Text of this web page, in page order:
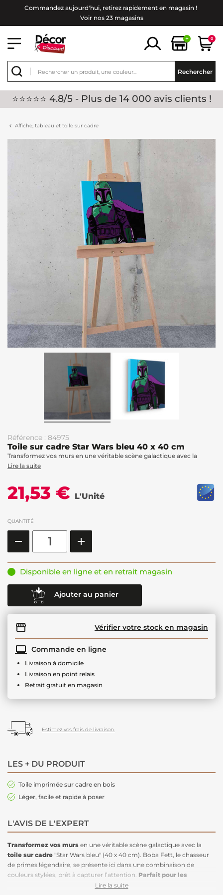
Commandez aujourd'hui, retirez rapidement en magasin !
Voir nos 23 magasins
+ 0
Rechercher
⭐⭐⭐⭐⭐ 4.8/5 - Plus de 14 000 avis clients !
Affiche, tableau et toile sur cadre
Référence : 84975
Toile sur cadre Star Wars bleu 40 x 40 cm
Transformez vos murs en une véritable scène galactique avec la
Lire la suite
21,53 € L'Unité
QUANTITÉ
Disponible en ligne et en retrait magasin
Ajouter au panier
Vérifier votre stock en magasin
Commande en ligne
Livraison à domicile
Livraison en point relais
Retrait gratuit en magasin
Estimez vos frais de livraison.
LES + DU PRODUIT
Toile imprimée sur cadre en bois
Léger, facile et rapide à poser
L'AVIS DE L'EXPERT
Transformez vos murs en une véritable scène galactique avec la
toile sur cadre "Star Wars bleu" (40 x 40 cm). Boba Fett, le chasseur
de primes légendaire, se présente ici dans une combinaison de
couleurs stylées, prêt à capturer l’attention. Parfait pour les
et d’adolescents, ce tableau ajoute une touche
Lire la suite